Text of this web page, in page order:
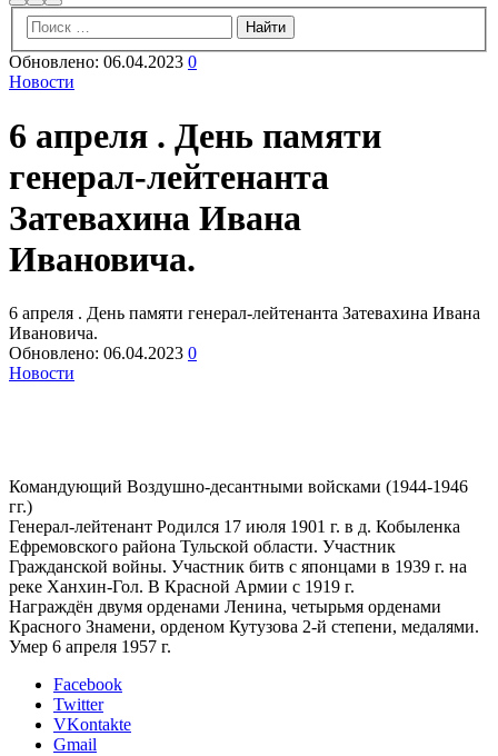
НайтиБольше
информации
Главное
меню
Обновлено: 06.04.2023 0
Новости
6 апреля . День памяти
генерал-лейтенанта
Затевахина Ивана
Ивановича.
6 апреля . День памяти генерал-лейтенанта Затевахина Ивана
Ивановича.
Обновлено: 06.04.2023 0
Новости
Командующий Воздушно-десантными войсками (1944-1946
гг.)
Генерал-лейтенант Родился 17 июля 1901 г. в д. Кобыленка
Ефремовского района Тульской области. Участник
Гражданской войны. Участник битв с японцами в 1939 г. на
реке Ханхин-Гол. В Красной Армии с 1919 г.
Награждëн двумя орденами Ленина, четырьмя орденами
Красного Знамени, орденом Кутузова 2-й степени, медалями.
Умер 6 апреля 1957 г.
Facebook
Twitter
VKontakte
Gmail